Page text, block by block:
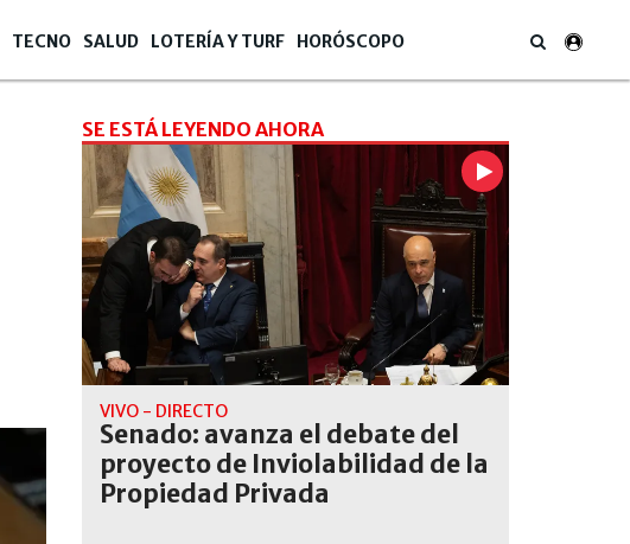
TECNO SALUD LOTERÍA Y TURF HORÓSCOPO
SE ESTÁ LEYENDO AHORA
VIVO - DIRECTO
Senado: avanza el debate del
proyecto de Inviolabilidad de la
Propiedad Privada